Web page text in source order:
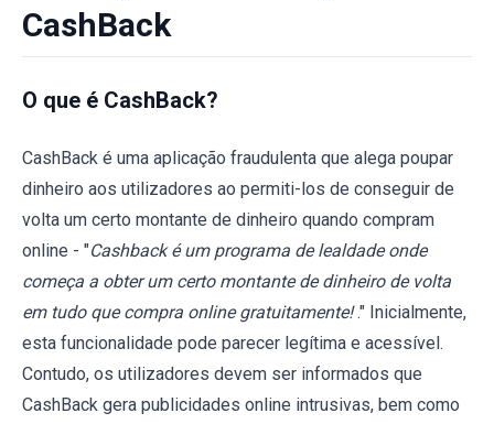
CashBack
O que é CashBack?
CashBack é uma aplicação fraudulenta que alega poupar
dinheiro aos utilizadores ao permiti-los de conseguir de
volta um certo montante de dinheiro quando compram
online - "Cashback é um programa de lealdade onde
começa a obter um certo montante de dinheiro de volta
em tudo que compra online gratuitamente! ." Inicialmente,
esta funcionalidade pode parecer legítima e acessível.
Contudo, os utilizadores devem ser informados que
CashBack gera publicidades online intrusivas, bem como